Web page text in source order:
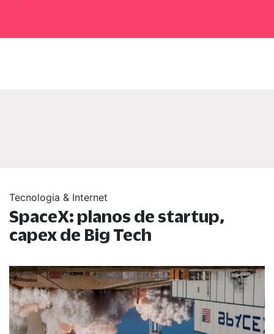
Tecnologia & Internet
SpaceX: planos de startup,
capex de Big Tech